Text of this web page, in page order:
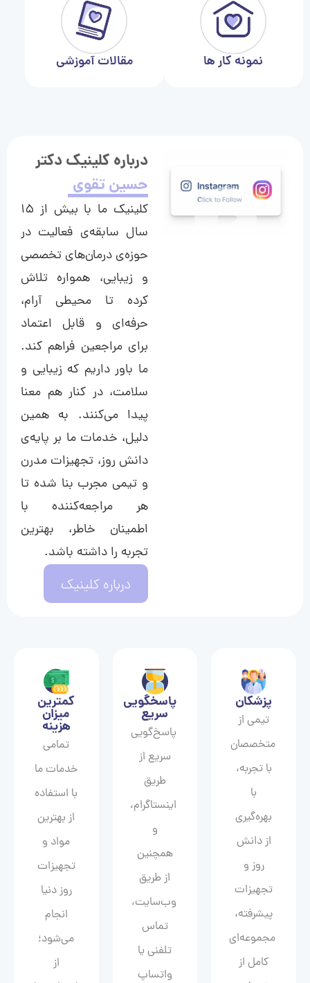
نمونه کار ها مقالات آموزشی
درباره کلینیک دکتر
حسین تقوی
کلینیک ما با بیش از ۱۵
سال سابقه‌ی فعالیت در
حوزه‌ی درمان‌های تخصصی
و زیبایی، همواره تلاش
کرده تا محیطی آرام،
حرفه‌ای و قابل اعتماد
برای مراجعین فراهم کند.
ما باور داریم که زیبایی و
سلامت، در کنار هم معنا
پیدا می‌کنند. به همین
دلیل، خدمات ما بر پایه‌ی
دانش روز، تجهیزات مدرن
و تیمی مجرب بنا شده تا
هر مراجعه‌کننده با
اطمینان خاطر، بهترین
تجربه را داشته باشد.
درباره کلینیک
پزشکان
تیمی از
متخصصان
با تجربه،
با
بهره‌گیری
از دانش
روز و
تجهیزات
پیشرفته،
مجموعه‌ای
کامل از
پاسخگویی
سریع
پاسخ‌گویی
سریع از
طریق
اینستاگرام،
و
همچنین
از طریق
وب‌سایت،
تماس
تلفنی یا
واتساپ
کمترین
میزان
هزینه
تمامی
خدمات ما
با استفاده
از بهترین
مواد و
تجهیزات
روز دنیا
انجام
می‌شود؛
از